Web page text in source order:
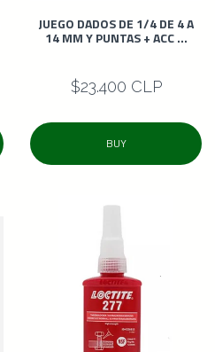
JUEGO DADOS DE 1/4 DE 4 A
14 MM Y PUNTAS + ACC ...
$23.400 CLP
BUY